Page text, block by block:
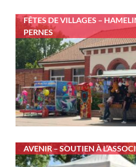
FÊTES DE VILLAGES –
PERNES
AVENIR – SOUTIEN À